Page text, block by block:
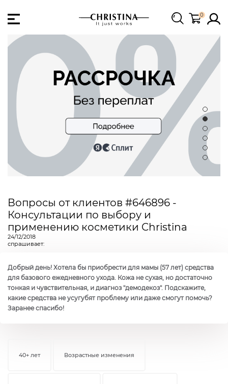
0
Вопросы от клиентов #646896 -
Консультации по выбору и
применению косметики Christina
24/12/2018
спрашивает:
Добрый день! Хотела бы приобрести для мамы (57 лет) средства
для базового ежедневного ухода. Кожа не сухая, но достаточно
тонкая и чувствительная, и диагноз "демодекоз". Подскажите,
какие средства не усугубят проблему или даже смогут помочь?
Заранее спасибо!
40+ лет Возрастные изменения